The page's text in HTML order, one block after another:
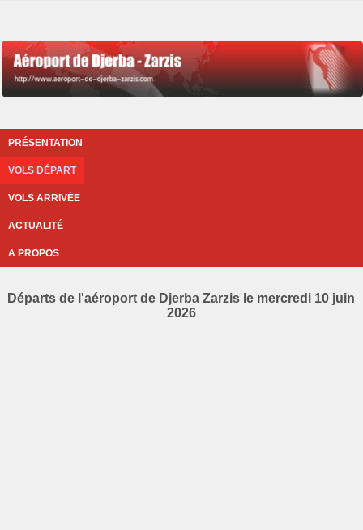
PRÉSENTATION
VOLS DÉPART
VOLS ARRIVÉE
ACTUALITÉ
A PROPOS
Départs de l'aéroport de Djerba Zarzis le mercredi 10 juin
2026